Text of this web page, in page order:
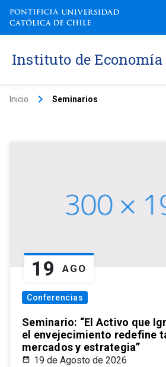
Instituto de Economía
Inicio keyboard_arrow_right Seminarios
19 AGO
Conferencias
Seminario: “El Activo que
el envejecimiento redefine
mercados y estrategia”
19 de Agosto de 2026